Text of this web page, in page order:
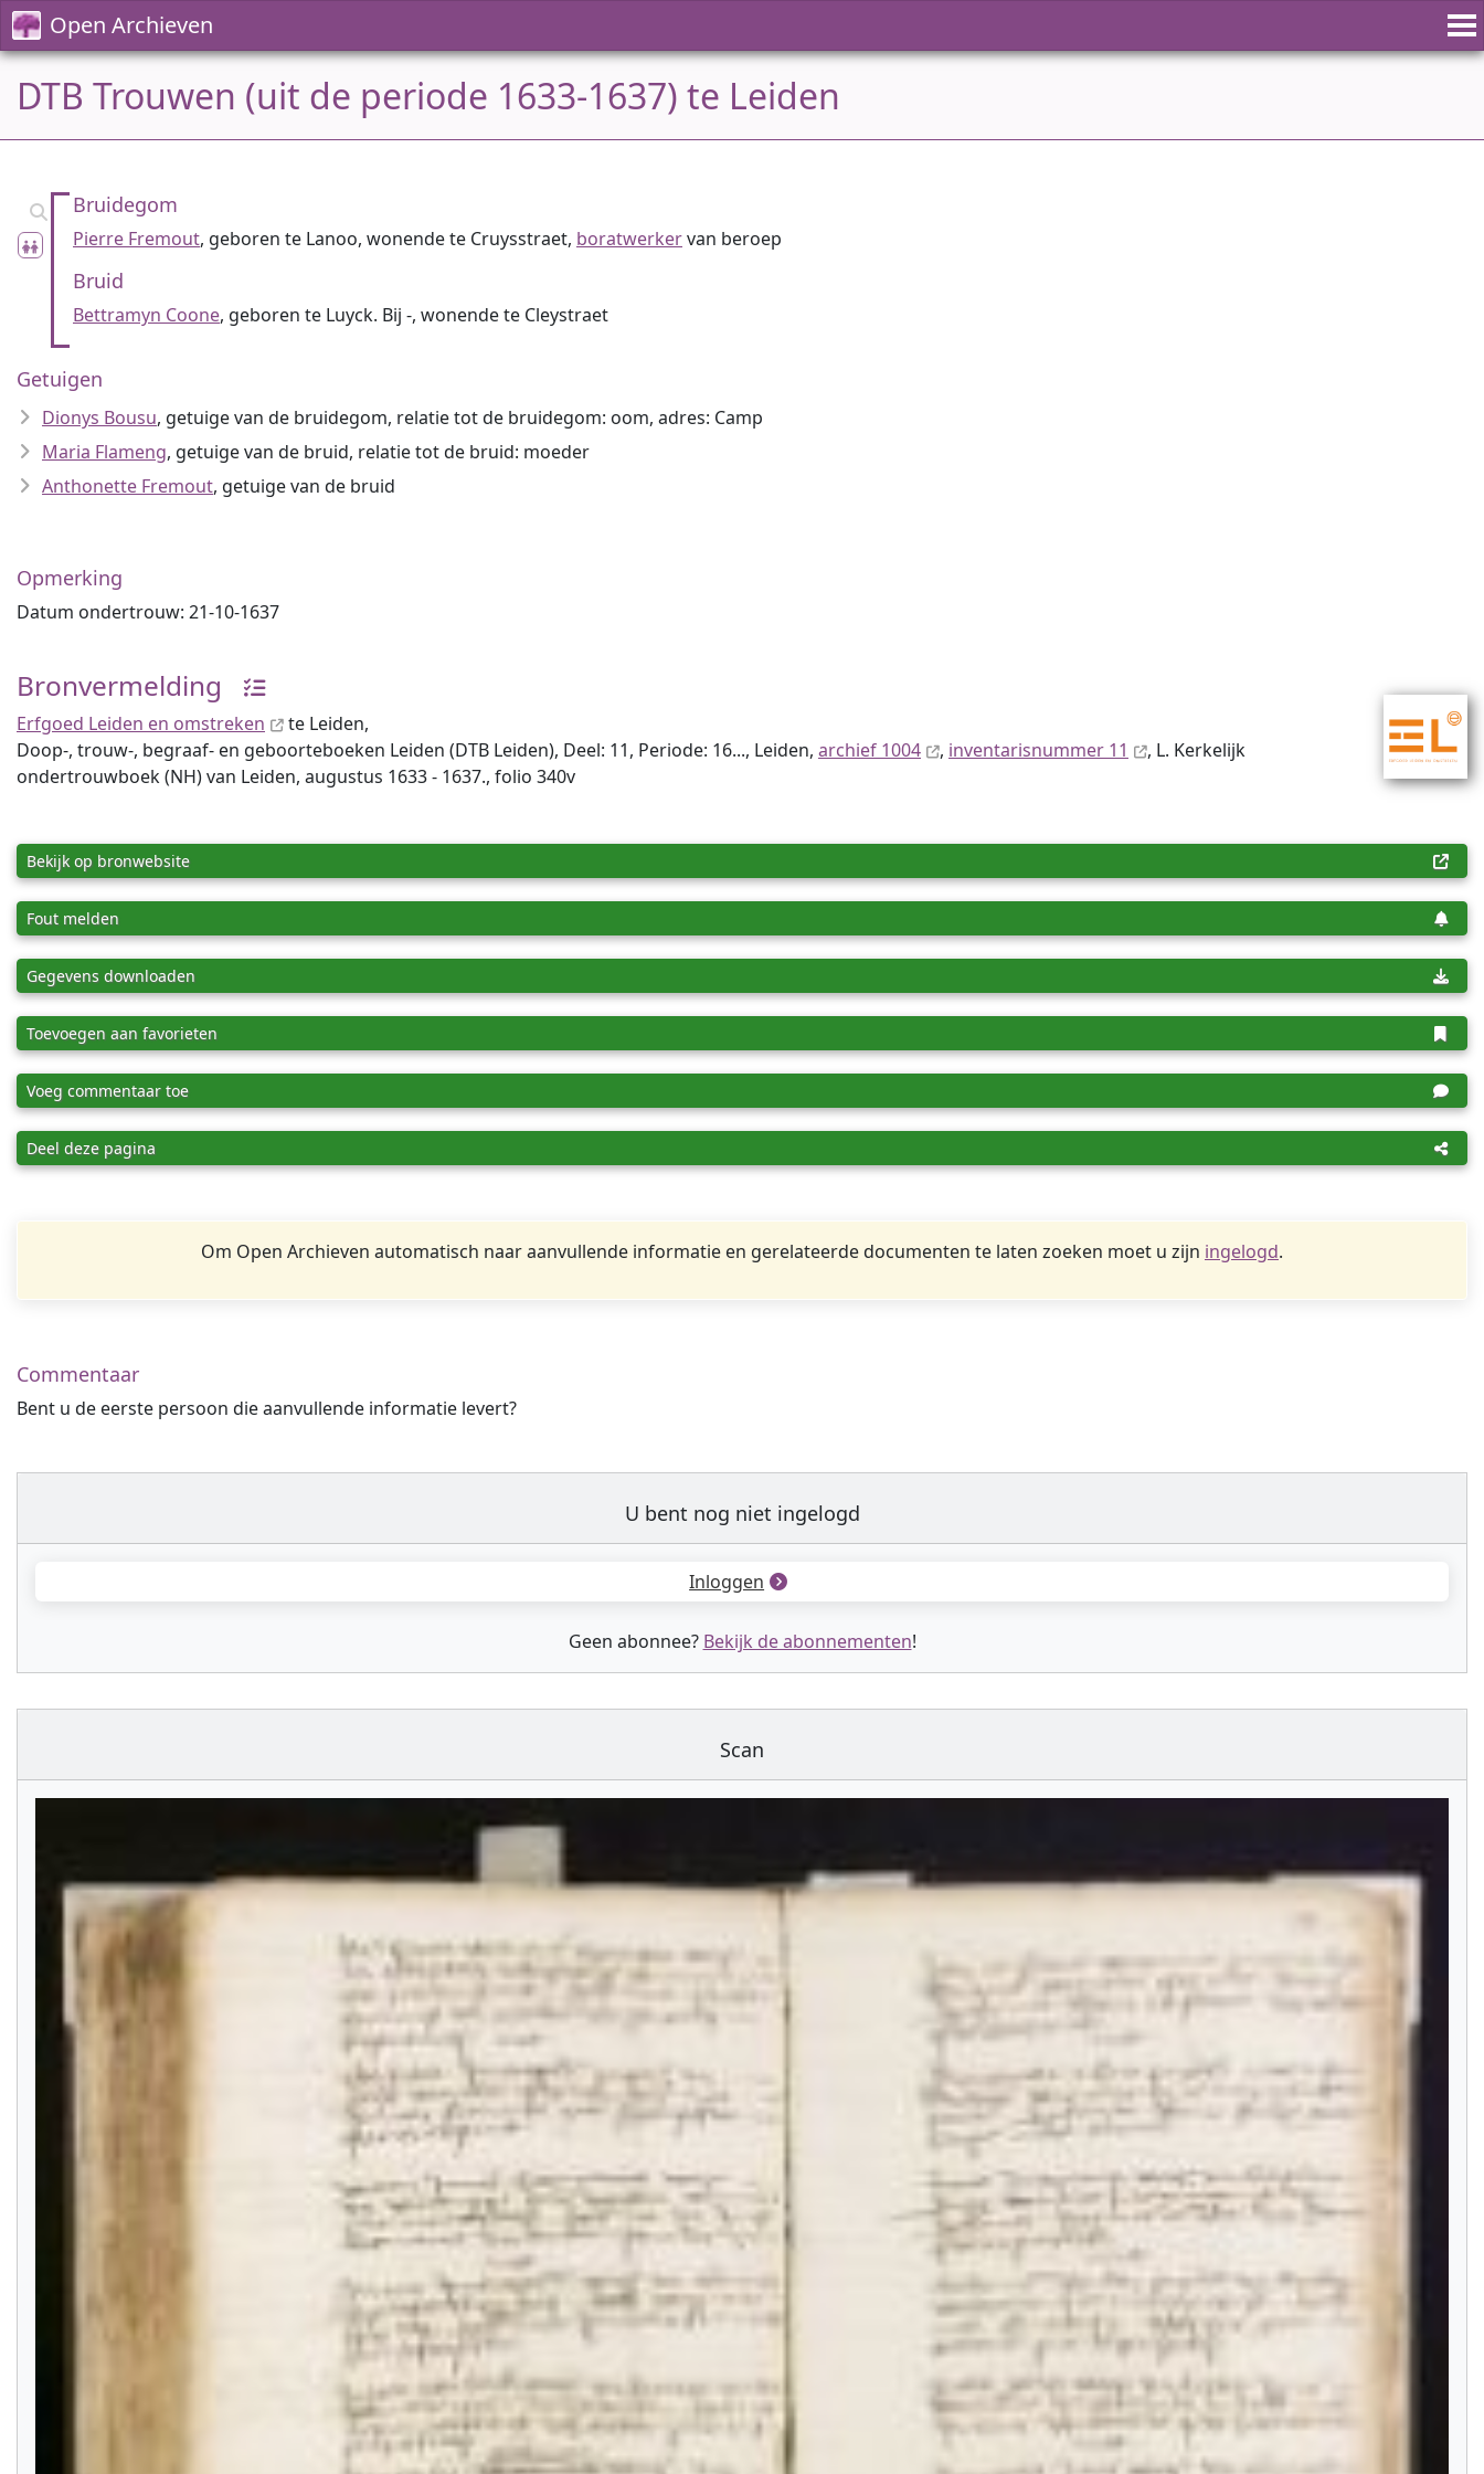
Open Archieven
DTB Trouwen (uit de periode 1633-1637) te Leiden
Bruidegom
Pierre Fremout, geboren te Lanoo, wonende te Cruysstraet, boratwerkervan beroep
Bruid
Bettramyn Coone, geboren te Luyck. Bij -, wonende te Cleystraet
Getuigen
Dionys Bousu, getuige van de bruidegom, relatie tot de bruidegom: oom, adres: Camp
Maria Flameng, getuige van de bruid, relatie tot de bruid: moeder
Anthonette Fremout, getuige van de bruid
Opmerking
Datum ondertrouw: 21-10-1637
Bronvermelding
Erfgoed Leiden en omstreken
te Leiden,
Doop-, trouw-, begraaf- en geboorteboeken Leiden (DTB Leiden), Deel: 11, Periode: 16..., Leiden, archief 1004 , inventaris­num­mer 11
, L. Kerkelijk
ondertrouwboek (NH) van Leiden, augustus 1633 - 1637., folio 340v
Bekijk op bronwebsite
Fout melden
Gegevens downloaden
Toevoegen aan favorieten
Voeg commentaar toe
Deel deze pagina
Om Open Archieven automatisch naar aanvullende informatie en gerelateerde documenten te laten zoeken moet u zijn ingelogd.
Commentaar
Bent u de eerste persoon die aanvullende informatie levert?
U bent nog niet ingelogd
Inloggen
Geen abonnee? Bekijk de abonnementen!
Scan